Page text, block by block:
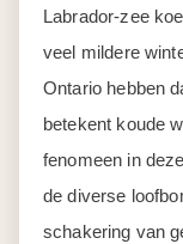
Labrador-zee
veel mildere
Ontario hebben
betekent koude
fenomeen in
de diverse
schakering van